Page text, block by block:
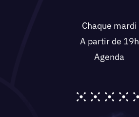
Chaque mardi
A partir de 19h
Agenda